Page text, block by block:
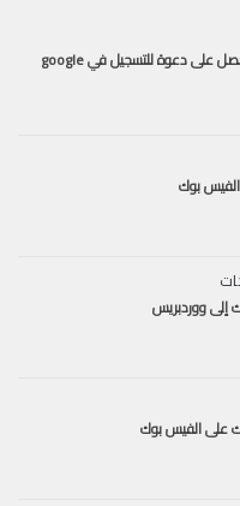
الآن و حصريا أضف إيميلك و احصل على دعوة للتسجيل في google
بوك
ووردبريس